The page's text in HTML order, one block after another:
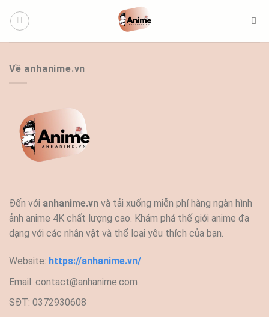
qua
Về anhanime.vn
Đến với anhanime.vn và tải xuống miễn phí hàng ngàn hình
ảnh anime 4K chất lượng cao. Khám phá thế giới anime đa
dạng với các nhân vật và thể loại yêu thích của bạn.
Website: https://anhanime.vn/
Email: contact@anhanime.com
SĐT: 0372930608